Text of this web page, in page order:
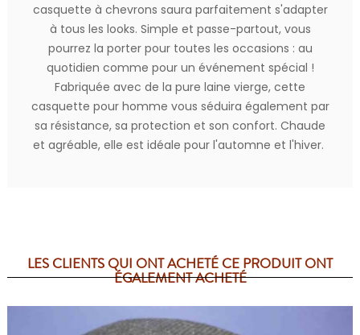
casquette à chevrons saura parfaitement s'adapter
à tous les looks. Simple et passe-partout, vous
pourrez la porter pour toutes les occasions : au
quotidien comme pour un événement spécial !
Fabriquée avec de la pure laine vierge, cette
casquette pour homme vous séduira également par
sa résistance, sa protection et son confort. Chaude
et agréable, elle est idéale pour l'automne et l'hiver.
LES CLIENTS QUI ONT ACHETÉ CE PRODUIT ONT
ÉGALEMENT ACHETÉ